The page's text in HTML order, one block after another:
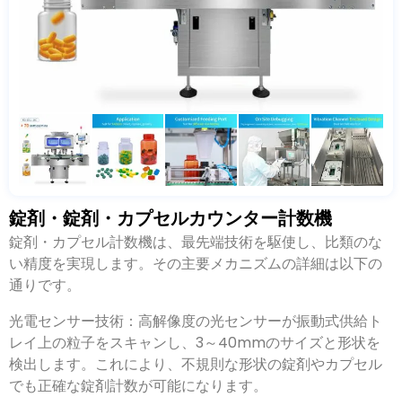
錠剤・錠剤・カプセルカウンター計数機
錠剤・カプセル計数機は、 最先端技術を駆使し、比類のな
い精度を実現します。 その主要メカニズムの詳細は以下の
通りです。
光電センサー技術： 高解像度の光センサーが振動式供給ト
レイ上の粒子をスキャンし、3～40mmのサイズと形状を
検出します。これにより、 不規則な形状の錠剤やカプセル
でも正確な錠剤計数が可能になります。